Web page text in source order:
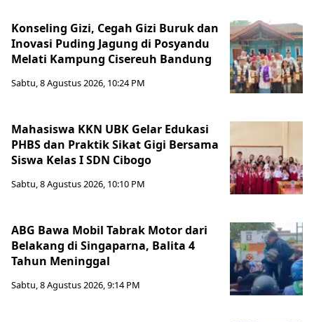
Konseling Gizi, Cegah Gizi Buruk dan
Inovasi Puding Jagung di Posyandu
Melati Kampung Cisereuh Bandung
Sabtu, 8 Agustus 2026, 10:24 PM
Mahasiswa KKN UBK Gelar Edukasi
PHBS dan Praktik Sikat Gigi Bersama
Siswa Kelas I SDN Cibogo
Sabtu, 8 Agustus 2026, 10:10 PM
ABG Bawa Mobil Tabrak Motor dari
Belakang di Singaparna, Balita 4
Tahun Meninggal
Sabtu, 8 Agustus 2026, 9:14 PM